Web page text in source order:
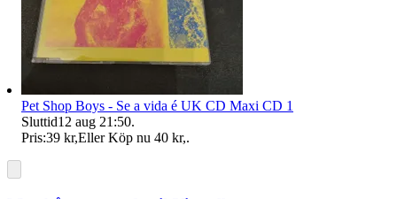
Pet Shop Boys - Se a vida é UK CD Maxi CD 1
Sluttid12 aug 21:50.
Pris:39 kr,Eller Köp nu 40 kr,.